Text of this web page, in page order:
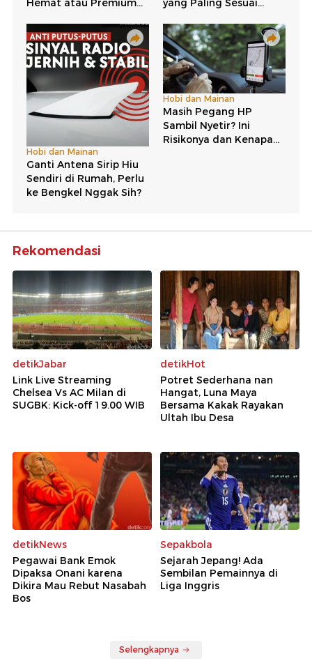
Rekomendasi
detikJabar
Link Live Streaming
Chelsea Vs AC Milan di
SUGBK: Kick-off 19.00 WIB
detikHot
Potret Sederhana nan
Hangat, Luna Maya
Bersama Kakak Rayakan
Ultah Ibu Desa
detikNews
Pegawai Bank Emok
Dipaksa Onani karena
Dikira Mau Rebut Nasabah
Bos
Sepakbola
Sejarah Jepang! Ada
Sembilan Pemainnya di
Liga Inggris
Selengkapnya